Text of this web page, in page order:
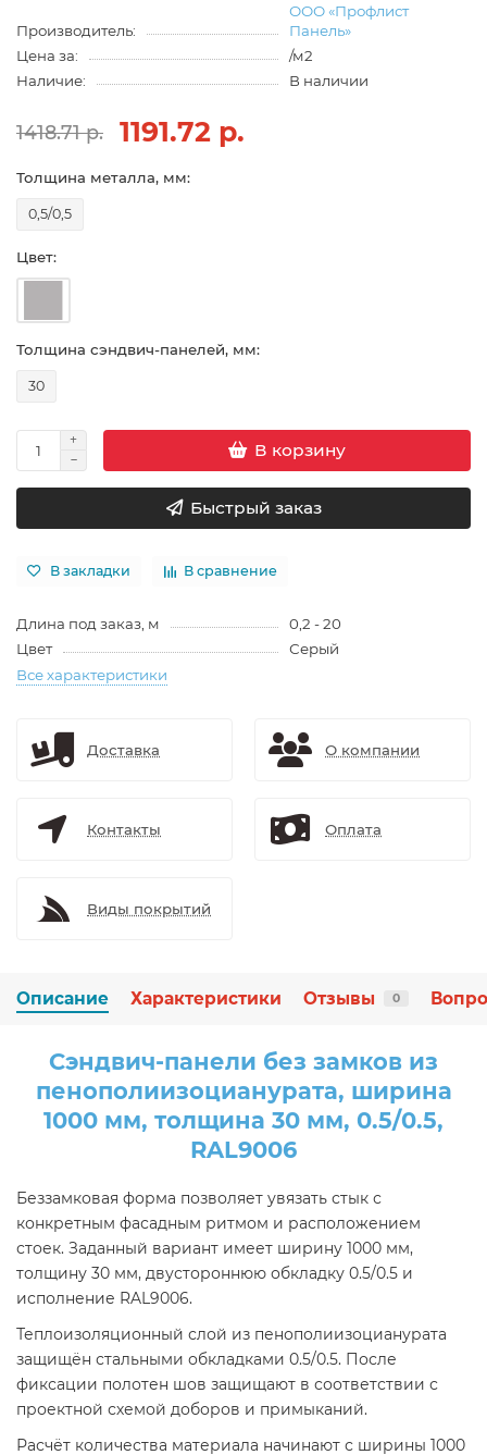
Производитель:
ООО «Профлист
Панель»
Цена за:
/м2
Наличие:
В наличии
1418.71 р. 1191.72 р.
Толщина металла, мм:
0,5/0,5
Цвет:
Толщина сэндвич-панелей, мм:
30
В корзину
Быстрый заказ
В закладки В сравнение
Длина под заказ, м
0,2 - 20
Цвет
Серый
Все характеристики
Доставка О компании
Контакты Оплата
Виды покрытий
Описание Характеристики Отзывы 0
Сэндвич-панели без замков из
пенополиизоцианурата, ширина
1000 мм, толщина 30 мм, 0.5/0.5,
RAL9006
Беззамковая форма позволяет увязать стык с
конкретным фасадным ритмом и расположением
стоек. Заданный вариант имеет ширину 1000 мм,
толщину 30 мм, двустороннюю обкладку 0.5/0.5 и
исполнение RAL9006.
Теплоизоляционный слой из пенополиизоцианурата
защищён стальными обкладками 0.5/0.5. После
фиксации полотен шов защищают в соответствии с
проектной схемой доборов и примыканий.
Расчёт количества материала начинают с ширины 1000